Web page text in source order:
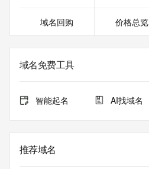
域名回购 价格总览
域名免费工具
智能起名 AI找域名
推荐域名